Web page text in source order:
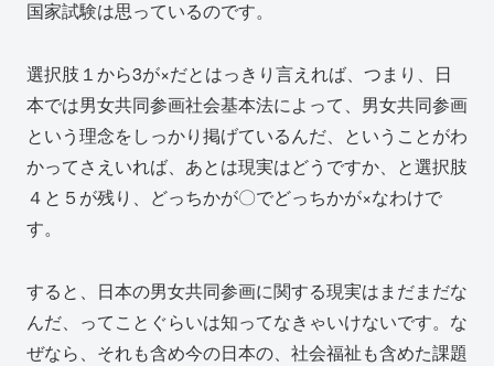
国家試験は思っているのです。
選択肢１から3が×だとはっきり言えれば、つまり、日
本では男女共同参画社会基本法によって、男女共同参画
という理念をしっかり掲げているんだ、ということがわ
かってさえいれば、あとは現実はどうですか、と選択肢
４と５が残り、どっちかが〇でどっちかが×なわけで
す。
すると、日本の男女共同参画に関する現実はまだまだな
んだ、ってことぐらいは知ってなきゃいけないです。な
ぜなら、それも含め今の日本の、社会福祉も含めた課題